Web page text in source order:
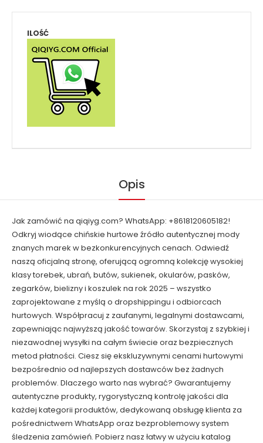
ILOŚĆ
Opis
Jak zamówić na qiqiyg.com? WhatsApp: +8618120605182!
Odkryj wiodące chińskie hurtowe źródło autentycznej mody
znanych marek w bezkonkurencyjnych cenach. Odwiedź
naszą oficjalną stronę, oferującą ogromną kolekcję wysokiej
klasy torebek, ubrań, butów, sukienek, okularów, pasków,
zegarków, bielizny i koszulek na rok 2025 – wszystko
zaprojektowane z myślą o dropshippingu i odbiorcach
hurtowych. Współpracuj z zaufanymi, legalnymi dostawcami,
zapewniając najwyższą jakość towarów. Skorzystaj z szybkiej i
niezawodnej wysyłki na całym świecie oraz bezpiecznych
metod płatności. Ciesz się ekskluzywnymi cenami hurtowymi
bezpośrednio od najlepszych dostawców bez żadnych
problemów. Dlaczego warto nas wybrać? Gwarantujemy
autentyczne produkty, rygorystyczną kontrolę jakości dla
każdej kategorii produktów, dedykowaną obsługę klienta za
pośrednictwem WhatsApp oraz bezproblemowy system
śledzenia zamówień. Pobierz nasz łatwy w użyciu katalog